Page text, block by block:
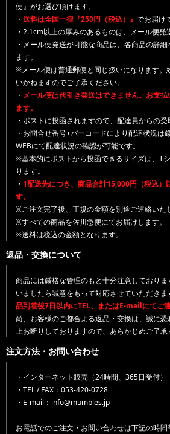
便』がお選び頂けます。
・ 送料は全国一律『250円（税込）』 でお届け
・2.1cm以上の厚みのあるものは、メール便発
・メール便発送が可能な商品は、各商品の詳
ます。
※メール便は普通郵便と同じ扱いになります。
いかねますのでご了承ください。
・ メール便は代引き発送はできません。お支
ます。
・ポストに投函されますので、配達員からの受
・お問合せ番号+バーコードにより配達状況は
WEBにて配達状況の確認が可能です。
※基本的にポストから投函できるサイズは、T
ります。
・ 1配送先につき、商品合計15,000円（税込）
す。
※ご注文完了後、正規の金額を別途ご連絡いた
※すべての商品を佐川急便にてお届けします。
※送料は税込の金額となります。
返品・交換について
商品には厳格な管理のもと十分注意しており
いましたら誠意をもって対応させていただきま
品到着後7日以内にTEL、またはE-mailにてご連
尚、お客様のご都合よる返品・交換は、誠に
上お断りしておりますので、あらかじめご了承
注文方法・お問い合わせ
・インターネット販売（24時間、365日受付）
・TEL / FAX：053-420-0728
・E-mail：info@mumbles.jp
お電話でのご注文・お問い合わせは下記の時間